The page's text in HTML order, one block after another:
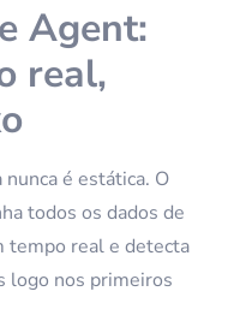
Agent:
real,
é estática. O
todos os dados de
tempo real e detecta
logo nos primeiros